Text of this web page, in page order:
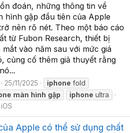
đoán, những thông tin về
hình gập đầu tiên của Apple
nên rõ nét. Theo một báo cáo
từ Fubon Research, thiết bị
vào năm sau với mức giá
củng cố thêm giả thuyết rằng
25/11/2025 iphone fold
màn hình gập iphone ultra
iOS
Apple có thể sử dụng chất